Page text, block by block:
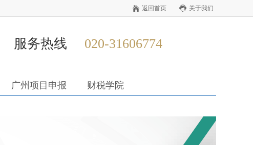
返回首页 关于我们
服务热线 020-31606774
广州项目申报 财税学院